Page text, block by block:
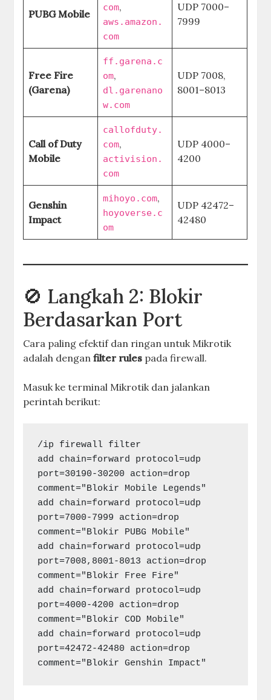
PUBG Mobile
com,
aws.amazon.
com
UDP 7000–
7999
Free Fire
(Garena)
ff.garena.c
om,
dl.garenano
w.com
UDP 7008,
8001–8013
Call of Duty
Mobile
callofduty.
com,
activision.
com
UDP 4000–
4200
Genshin
Impact
mihoyo.com,
hoyoverse.c
om
UDP 42472–
42480
🚫 Langkah 2: Blokir
Berdasarkan Port
Cara paling efektif dan ringan untuk Mikrotik
adalah denganfilter rules pada firewall.
Masuk ke terminal Mikrotik dan jalankan
perintah berikut:
/ip firewall filter
add chain=forward protocol=udp
port=30190-30200 action=drop
comment="Blokir Mobile Legends"
add chain=forward protocol=udp
port=7000-7999 action=drop
comment="Blokir PUBG Mobile"
add chain=forward protocol=udp
port=7008,8001-8013 action=drop
comment="Blokir Free Fire"
add chain=forward protocol=udp
port=4000-4200 action=drop
comment="Blokir COD Mobile"
add chain=forward protocol=udp
port=42472-42480 action=drop